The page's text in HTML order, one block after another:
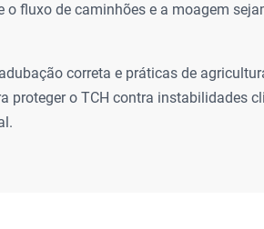
fluxo de caminhões e a moagem
correta e práticas de
proteger o TCH contra instabilidades